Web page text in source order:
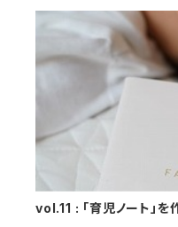
vol.11 : 「育児ノート」を